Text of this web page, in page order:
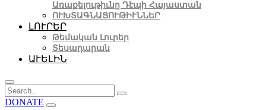
Առաքելութիւնը Դէպի Հայաստան
ՈՒԽՏԱԳՆԱՑՈՒԹԻՒՆՆԵՐ
ԼՈՒՐԵՐ
Թեմական Լուրեր
Տեսադարան
ԱՒԵԼԻՆ
DONATE